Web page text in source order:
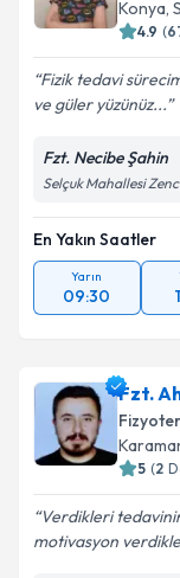
Konya,
4.9 (
Fizik tedavi
ve güler yüzünüz...
Fzt. Necibe Şahin
Selçuk Mahallesi
En Yakın Saatler
Yarın
09:30
Fzt.
5 (2
Verdikleri
motivasyon